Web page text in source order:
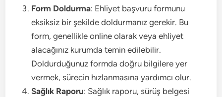
Form Doldurma: Ehliyet başvuru formunu
eksiksiz bir şekilde doldurmanız gerekir. Bu
form, genellikle online olarak veya ehliyet
alacağınız kurumda temin edilebilir.
Doldurduğunuz formda doğru bilgilere yer
vermek, sürecin hızlanmasına yardımcı olur.
Sağlık Raporu: Sağlık raporu, sürüş belgesi